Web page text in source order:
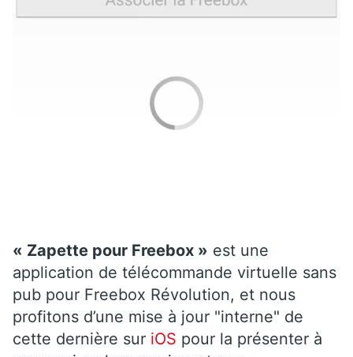
« Zapette pour Freebox » est une
application de télécommande virtuelle sans
pub pour Freebox Révolution, et nous
profitons d’une mise à jour "interne" de
cette dernière sur iOS pour la présenter à